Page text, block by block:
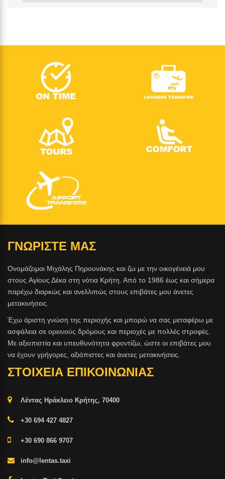
ΓΝΩΡΙΣΤΕ ΜΑΣ
Ονομάζομαι Μιχάλης Πηρουνάκης και ζω με την οικογένειά μου
στους Aγίους Δέκα στη νότια Κρήτη. Από το 1986 έως και σήμερα
παρέχω διαρκώς και ανελλιπώς στους επιβάτες μου άνετες
μετακινήσεις.
Έχω άριστη γνώση της περιοχής και μπορώ να σας μεταφέρω με
ασφάλεια σε ορεινούς δρόμους και περιοχές με πολλές στροφές.
Με αξιοπιστία και υπευθυνότητα φροντίζω, ώστε οι επιβάτες μου
να έχουν γρήγορες, αξιόπιστες και άνετες μετακινήσεις.
ΣΤΟΙΧΕΙΑ ΕΠΙΚΟΙΝΩΝΙΑΣ
Λέντας Ηράκλειο Κρήτης, 70400
+30 694 427 4827
+30 690 866 9707
info@lentas.taxi